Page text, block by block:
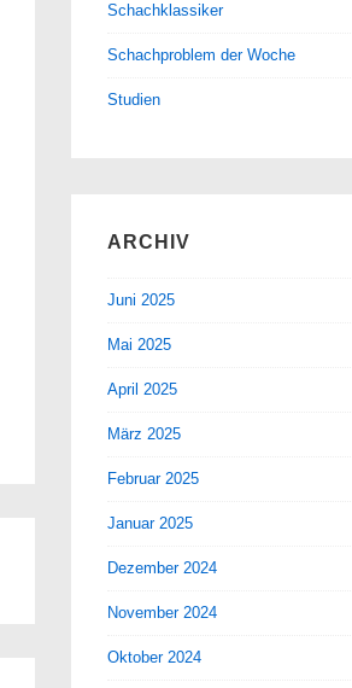
Schachklassiker
Schachproblem der Woche
Studien
ARCHIV
Juni 2025
Mai 2025
April 2025
März 2025
Februar 2025
Januar 2025
Dezember 2024
November 2024
Oktober 2024